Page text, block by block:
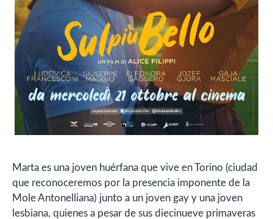
Marta es una joven huérfana que vive en Torino (ciudad
que reconoceremos por la presencia imponente de la
Mole Antonelliana) junto a un joven gay y una joven
lesbiana, quienes a pesar de sus diecinueve primaveras